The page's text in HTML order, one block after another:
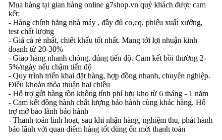
Mua hàng tại gian hàng online g7shop.vn quý khách được cam
kết:
- Hàng chính hãng nhà máy , đầy đủ co,cq, phiếu xuất xưởng,
test chất lượng
- Giá cả rẻ nhất, chiết khấu tốt nhất. Mang tới lợi nhuận kinh
doanh từ 20-30%
- Giao hàng nhanh chóng, đúng tiến độ. Cam kết bồi thường 2-
5%/ngày nếu chậm tiến độ
- Quy trình triển khai đặt hàng, hợp đồng nhanh, chuyên nghiệp.
Điều khoản thỏa thuận hai chiều
- Hỗ trợ gửi hàng tồn không tính phí lưu kho từ 6 tháng - 1 năm
- Cam kết đồng hành chất lượng bảo hành cùng khác hàng. Hỗ
trợ mở bảo lãnh bảo hành
- Thanh toán linh hoạt, sau khi nhận hàng, nghiệm thu, phát hành
bảo lãnh với quan điểm hàng tốt dùng ổn mới thanh toán